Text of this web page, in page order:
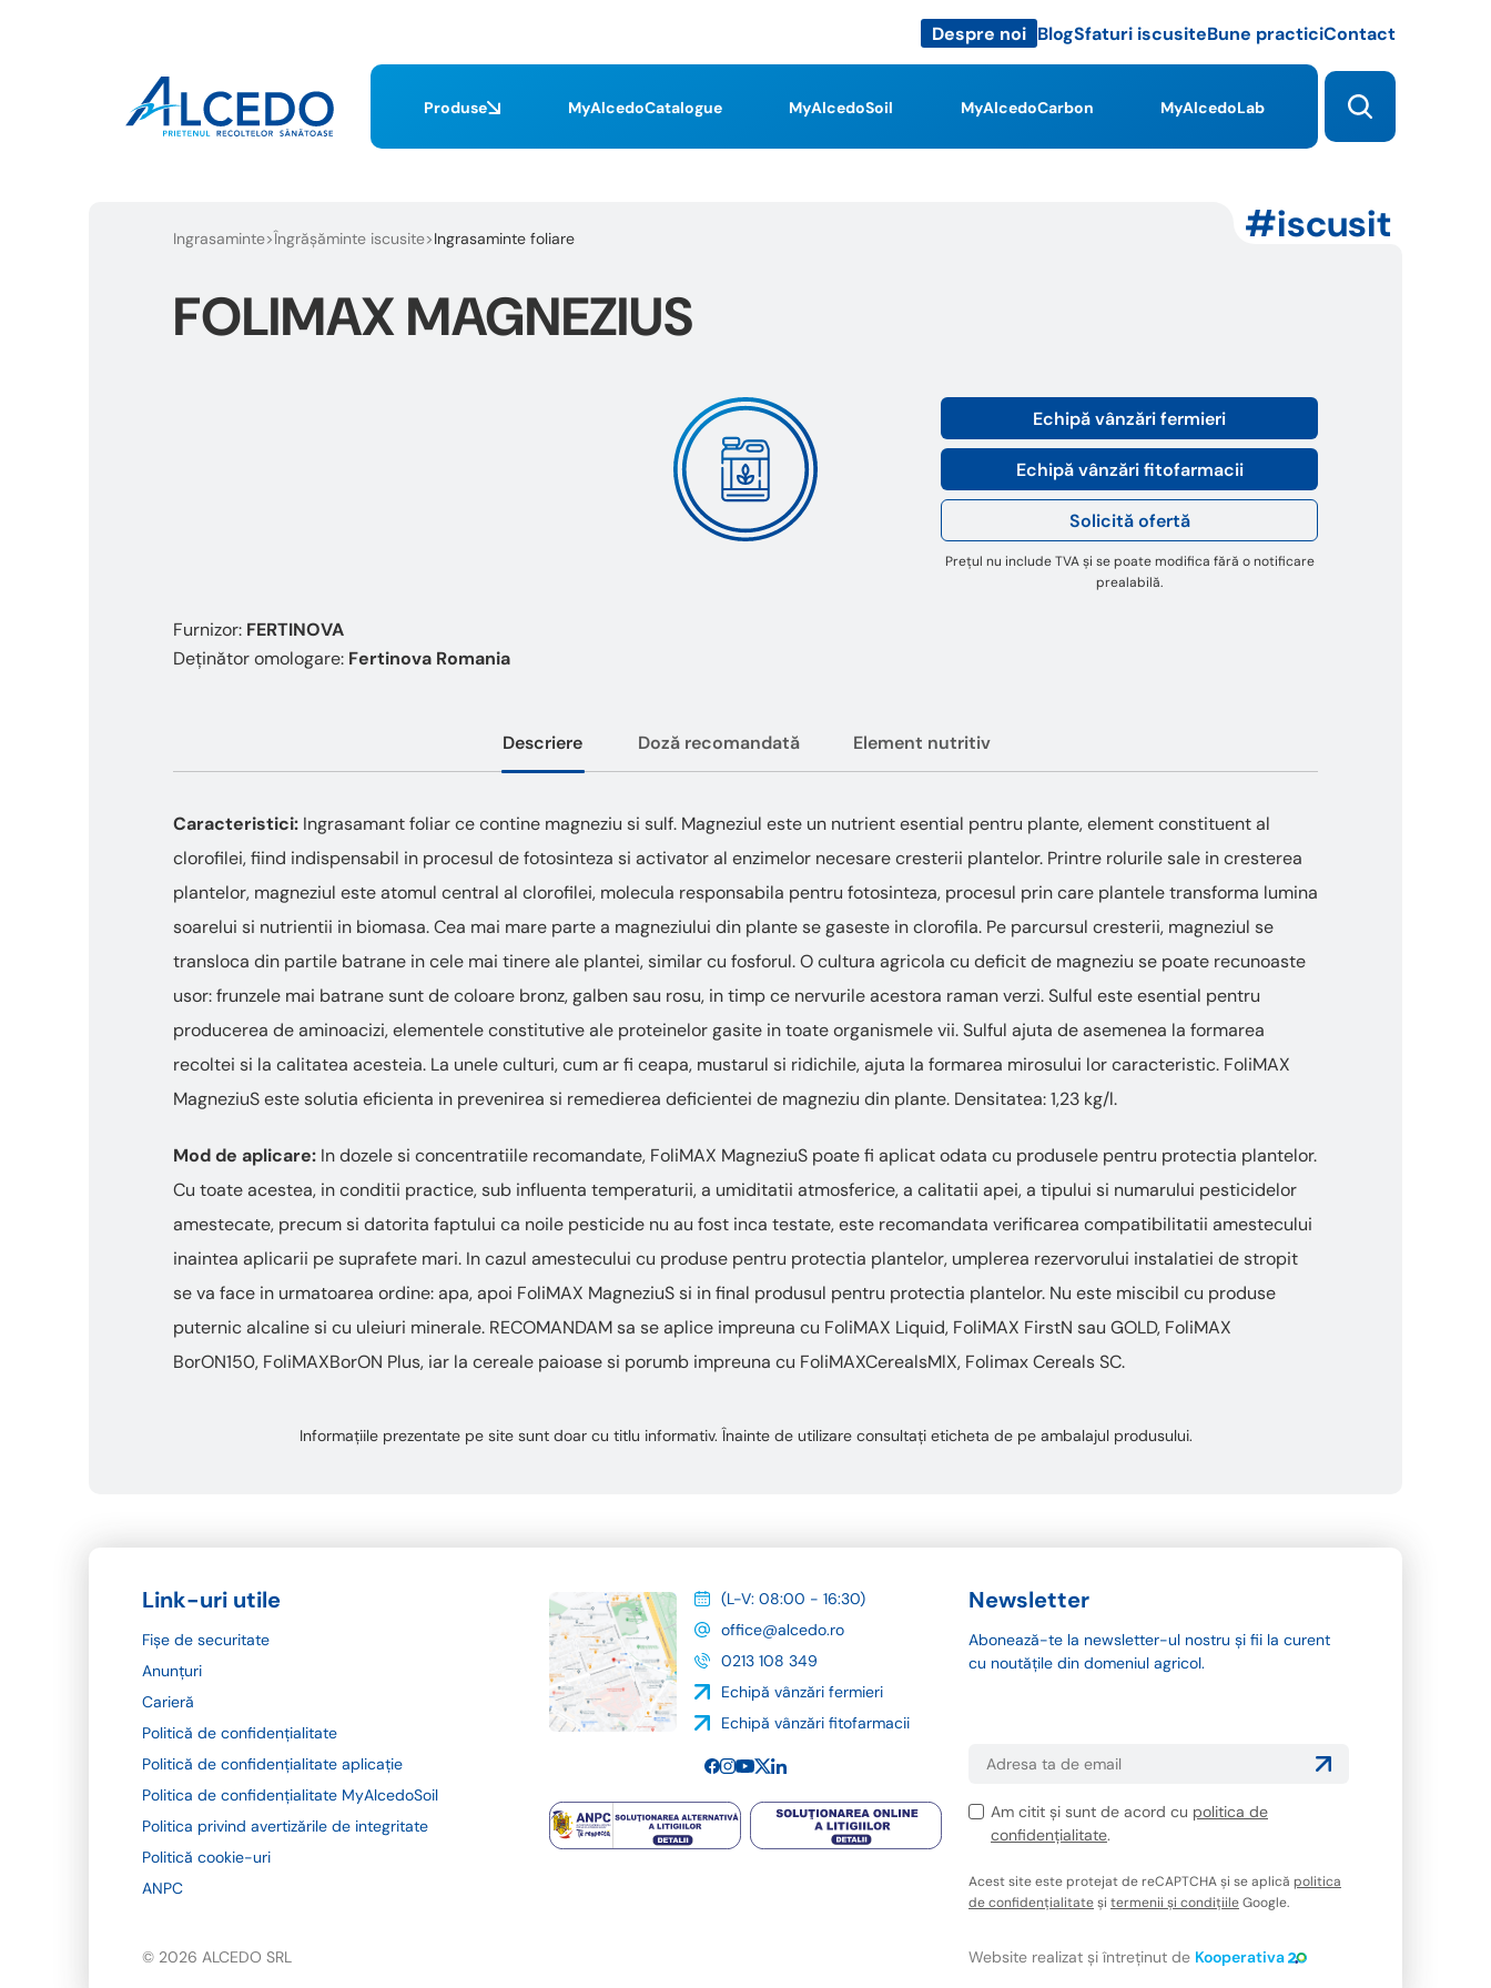
Produse MyAlcedoCatalogue MyAlcedoSoil MyAlcedoCarbon MyAlcedoLab
Despre noi BlogSfaturi iscusiteBune practiciContact
iscusit
Ingrasaminte Îngrășăminte iscusite Ingrasaminte foliare
FOLIMAX MAGNEZIUS
Echipă vânzări fermieri
Echipă vânzări fitofarmacii
Solicită ofertă
Prețul nu include TVA și se poate modifica fără o notificare
prealabilă.
Furnizor: FERTINOVA
Deținător omologare: Fertinova Romania
Descriere
Caracteristici: Ingrasamant foliar ce contine magneziu si sulf. Magneziul este un nutrient esential pentru plante, element constituent al
clorofilei, fiind indispensabil in procesul de fotosinteza si activator al enzimelor necesare cresterii plantelor. Printre rolurile sale in cresterea
plantelor, magneziul este atomul central al clorofilei, molecula responsabila pentru fotosinteza, procesul prin care plantele transforma lumina
soarelui si nutrientii in biomasa. Cea mai mare parte a magneziului din plante se gaseste in clorofila. Pe parcursul cresterii, magneziul se
transloca din partile batrane in cele mai tinere ale plantei, similar cu fosforul. O cultura agricola cu deficit de magneziu se poate recunoaste
usor: frunzele mai batrane sunt de coloare bronz, galben sau rosu, in timp ce nervurile acestora raman verzi. Sulful este esential pentru
producerea de aminoacizi, elementele constitutive ale proteinelor gasite in toate organismele vii. Sulful ajuta de asemenea la formarea
recoltei si la calitatea acesteia. La unele culturi, cum ar fi ceapa, mustarul si ridichile, ajuta la formarea mirosului lor caracteristic. FoliMAX
MagneziuS este solutia eficienta in prevenirea si remedierea deficientei de magneziu din plante. Densitatea: 1,23 kg/l.
Mod de aplicare: In dozele si concentratiile recomandate, FoliMAX MagneziuS poate fi aplicat odata cu produsele pentru protectia plantelor.
Cu toate acestea, in conditii practice, sub influenta temperaturii, a umiditatii atmosferice, a calitatii apei, a tipului si numarului pesticidelor
amestecate, precum si datorita faptului ca noile pesticide nu au fost inca testate, este recomandata verificarea compatibilitatii amestecului
inaintea aplicarii pe suprafete mari. In cazul amestecului cu produse pentru protectia plantelor, umplerea rezervorului instalatiei de stropit
se va face in urmatoarea ordine: apa, apoi FoliMAX MagneziuS si in final produsul pentru protectia plantelor. Nu este miscibil cu produse
puternic alcaline si cu uleiuri minerale. RECOMANDAM sa se aplice impreuna cu FoliMAX Liquid, FoliMAX FirstN sau GOLD, FoliMAX
BorON150, FoliMAXBorON Plus, iar la cereale paioase si porumb impreuna cu FoliMAXCerealsMlX, Folimax Cereals SC.
Doză recomandată Element nutritiv
Informațiile prezentate pe site sunt doar cu titlu informativ. Înainte de utilizare consultați eticheta de pe ambalajul produsului.
Link-uri utile
Fișe de securitate
Anunțuri
Carieră
Politică de confidențialitate
Politică de confidențialitate aplicație
Politica de confidențialitate MyAlcedoSoil
Politica privind avertizările de integritate
Politică cookie-uri
ANPC
(L-V: 08:00 - 16:30)
office@alcedo.ro
0213 108 349
Echipă vânzări fermieri
Echipă vânzări fitofarmacii
Newsletter
Abonează-te la newsletter-ul nostru și fii la curent
cu noutățile din domeniul agricol.
Am citit și sunt de acord cu politica de
confidențialitate.
Acest site este protejat de reCAPTCHA și se aplică politica
de confidențialitateși termenii și condițiileGoogle.
© 2026 ALCEDO SRL Website realizat și întreținut de Kooperativa